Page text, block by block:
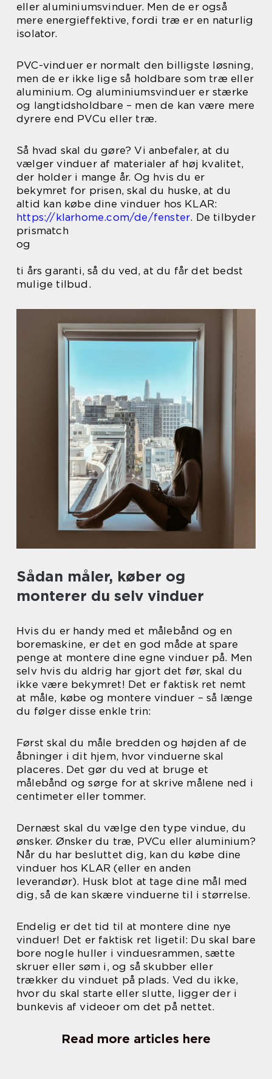
eller aluminiumsvinduer. Men de er også
mere energieffektive, fordi træ er en naturlig
isolator.
PVC-vinduer er normalt den billigste løsning,
men de er ikke lige så holdbare som træ eller
aluminium. Og aluminiumsvinduer er stærke
og langtidsholdbare – men de kan være mere
dyrere end PVCu eller træ.
Så hvad skal du gøre? Vi anbefaler, at du
vælger vinduer af materialer af høj kvalitet,
der holder i mange år. Og hvis du er
bekymret for prisen, skal du huske, at du
altid kan købe dine vinduer hos KLAR:
https://klarhome.com/de/fenster. De tilbyder
prismatch
og
ti års garanti, så du ved, at du får det bedst
mulige tilbud.
Sådan måler, køber og
monterer du selv vinduer
Hvis du er handy med et målebånd og en
boremaskine, er det en god måde at spare
penge at montere dine egne vinduer på. Men
selv hvis du aldrig har gjort det før, skal du
ikke være bekymret! Det er faktisk ret nemt
at måle, købe og montere vinduer – så længe
du følger disse enkle trin:
Først skal du måle bredden og højden af de
åbninger i dit hjem, hvor vinduerne skal
placeres. Det gør du ved at bruge et
målebånd og sørge for at skrive målene ned i
centimeter eller tommer.
Dernæst skal du vælge den type vindue, du
ønsker. Ønsker du træ, PVCu eller aluminium?
Når du har besluttet dig, kan du købe dine
vinduer hos KLAR (eller en anden
leverandør). Husk blot at tage dine mål med
dig, så de kan skære vinduerne til i størrelse.
Endelig er det tid til at montere dine nye
vinduer! Det er faktisk ret ligetil: Du skal bare
bore nogle huller i vinduesrammen, sætte
skruer eller søm i, og så skubber eller
trækker du vinduet på plads. Ved du ikke,
hvor du skal starte eller slutte, ligger der i
bunkevis af videoer om det på nettet.
Read more articles here